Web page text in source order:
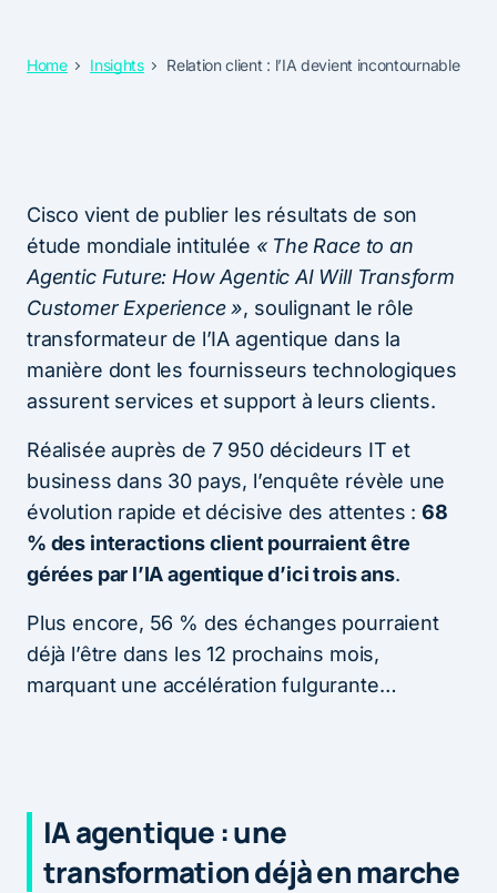
Home Insights Relation client : l’IA devient incontournable
Cisco vient de publier les résultats de son
étude mondiale intitulée « The Race to an
Agentic Future: How Agentic AI Will Transform
Customer Experience », soulignant le rôle
transformateur de l’IA agentique dans la
manière dont les fournisseurs technologiques
assurent services et support à leurs clients.
Réalisée auprès de 7 950 décideurs IT et
business dans 30 pays, l’enquête révèle une
évolution rapide et décisive des attentes :68
% des interactions client pourraient être
gérées par l’IA agentique d’ici trois ans.
Plus encore, 56 % des échanges pourraient
déjà l’être dans les 12 prochains mois,
marquant une accélération fulgurante…
IA agentique : une
transformation déjà en marche